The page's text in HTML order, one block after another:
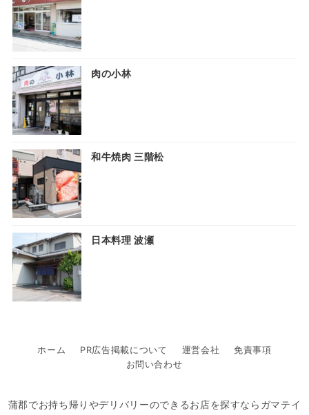
肉の小林
和牛焼肉 三階松
日本料理 波瀬
ホーム PR広告掲載について 運営会社
免責事項
お問い合わせ
蒲郡でお持ち帰りやデリバリーのできるお店を探すならガマテイ